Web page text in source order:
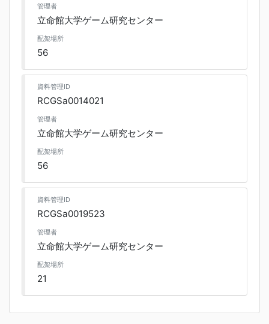
管理者
立命館大学ゲーム研究センター
配架場所
56
資料管理ID
RCGSa0014021
管理者
立命館大学ゲーム研究センター
配架場所
56
資料管理ID
RCGSa0019523
管理者
立命館大学ゲーム研究センター
配架場所
21